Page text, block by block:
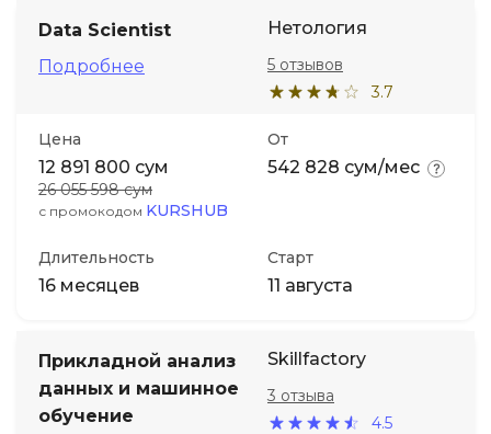
Data Scientist
Подробнее
Нетология
3.7
5 отзывов
Цена
12 891 800 сум
26 055 598 сум
с промокодом KURSHUB
От
542 828 сум/мес
Длительность
16 месяцев
Старт
11 августа
Прикладной анализ
данных и машинное
обучение
Skillfactory
4.5
3 отзыва
Акции и промокоды